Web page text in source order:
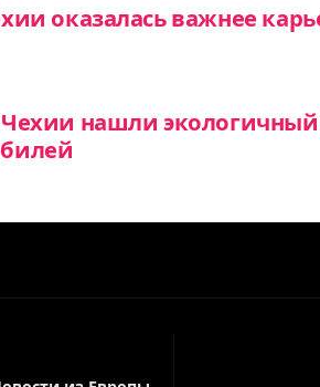
оказалась важнее
нашли экологичный